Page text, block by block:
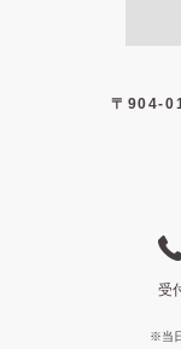
〒904-
受
※当